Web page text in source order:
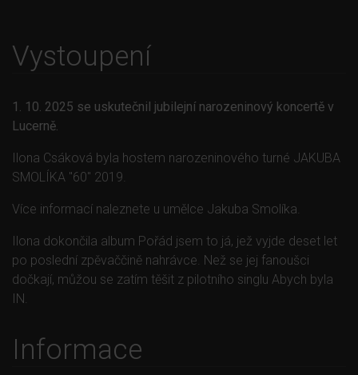
Vystoupení
1. 10. 2025 se uskutečnil jubilejní narozeninový koncertě v
Lucerně.
Ilona Csáková byla hostem narozeninového turné JAKUBA
SMOLÍKA "60" 2019.
Více informací naleznete u umělce Jakuba Smolíka.
Ilona dokončila album Pořád jsem to já, jež vyjde deset let
po poslední zpěvaččině nahrávce. Než se jej fanoušci
dočkají, můžou se zatím těšit z pilotního singlu Abych byla
IN.
Informace